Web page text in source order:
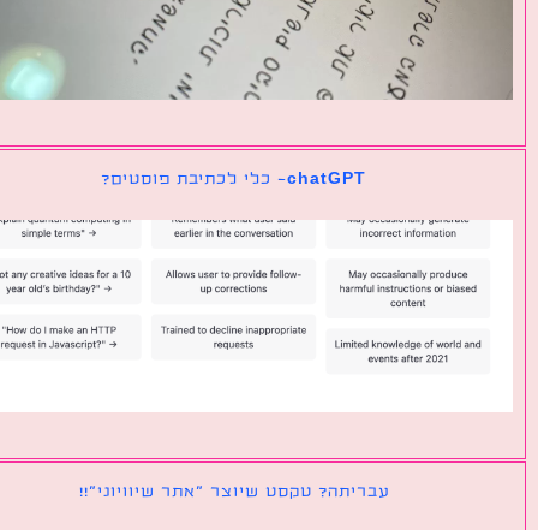
chatGPT- כלי לכתיבת פוסטים?
עבריתה? טקסט שיוצר ״אתר שיוויוני״!!